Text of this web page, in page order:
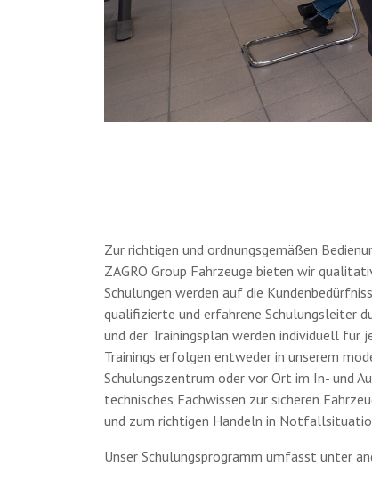
Zur richtigen und ordnungsgemäßen
ZAGRO Group Fahrzeuge bieten wir
Schulungen werden auf die
qualifizierte und erfahrene Schulungsleiter
und der Trainingsplan werden individuell für
Trainings erfolgen entweder in unserem
Schulungszentrum oder vor Ort im In- und
technisches Fachwissen zur sicheren
und zum richtigen Handeln in
Unser Schulungsprogramm umfasst unter